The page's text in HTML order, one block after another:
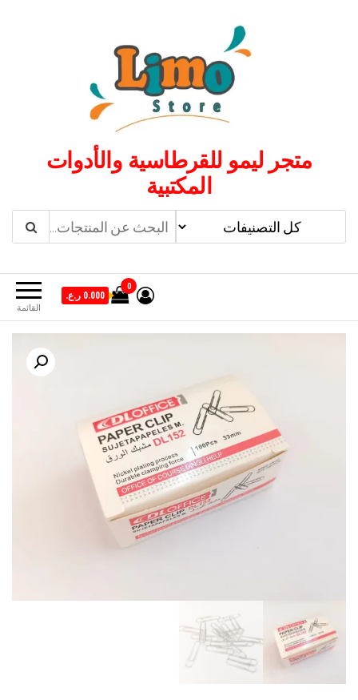
متجر ليمو للقرطاسية والأدوات
المكتبية
القائمة
0
0.000 ر.ع.